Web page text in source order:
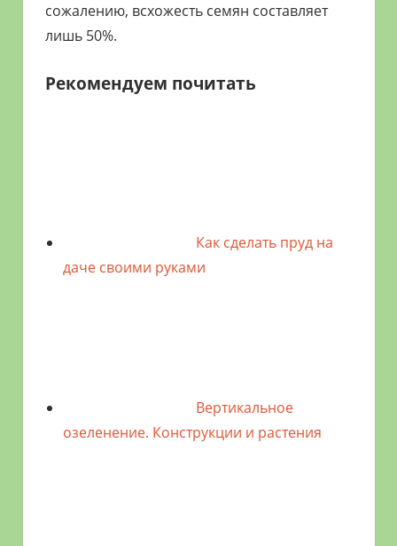
сожалению, всхожесть семян составляет
лишь 50%.
Рекомендуем почитать
Как сделать пруд на
даче своими руками
Вертикальное
озеленение. Конструкции и растения